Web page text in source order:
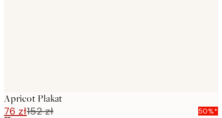
Apricot Plakat
76 zł152 zł
50%*